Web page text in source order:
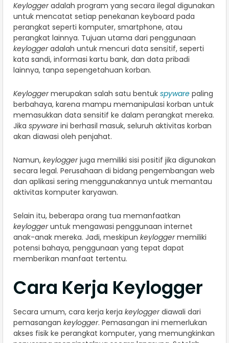
Keyloggeradalah program yang secara ilegal digunakan
untuk mencatat setiap penekanan keyboard pada
perangkat seperti komputer, smartphone, atau
perangkat lainnya. Tujuan utama dari penggunaan
keyloggeradalah untuk mencuri data sensitif, seperti
kata sandi, informasi kartu bank, dan data pribadi
lainnya, tanpa sepengetahuan korban.
Keyloggermerupakan salah satu bentuk spyware paling
berbahaya, karena mampu memanipulasi korban untuk
memasukkan data sensitif ke dalam perangkat mereka.
Jika spyware ini berhasil masuk, seluruh aktivitas korban
akan diawasi oleh penjahat.
Namun, keyloggerjuga memiliki sisi positif jika digunakan
secara legal. Perusahaan di bidang pengembangan web
dan aplikasi sering menggunakannya untuk memantau
aktivitas komputer karyawan.
Selain itu, beberapa orang tua memanfaatkan
keyloggeruntuk mengawasi penggunaan internet
anak-anak mereka. Jadi, meskipun keyloggermemiliki
potensi bahaya, penggunaan yang tepat dapat
memberikan manfaat tertentu.
Cara Kerja Keylogger
Secara umum, cara kerja kerja keyloggerdiawali dari
pemasangan keylogger. Pemasangan ini memerlukan
akses fisik ke perangkat komputer, yang memungkinkan